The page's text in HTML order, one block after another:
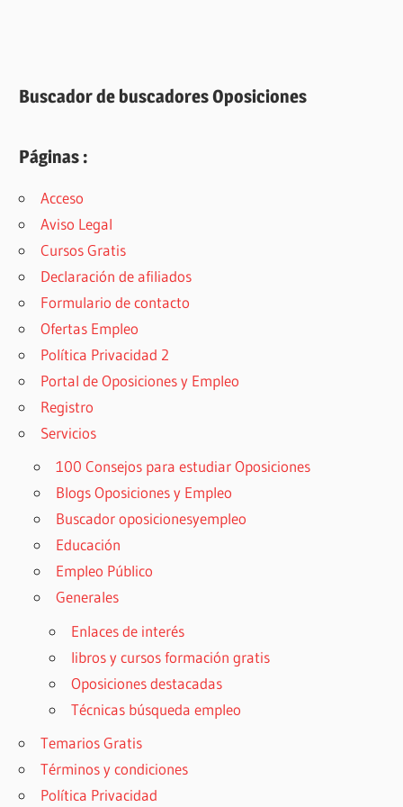
Buscador de buscadores Oposiciones
Páginas :
Acceso
Aviso Legal
Cursos Gratis
Declaración de afiliados
Formulario de contacto
Ofertas Empleo
Política Privacidad 2
Portal de Oposiciones y Empleo
Registro
Servicios
100 Consejos para estudiar Oposiciones
Blogs Oposiciones y Empleo
Buscador oposicionesyempleo
Educación
Empleo Público
Generales
Enlaces de interés
libros y cursos formación gratis
Oposiciones destacadas
Técnicas búsqueda empleo
Temarios Gratis
Términos y condiciones
Política Privacidad